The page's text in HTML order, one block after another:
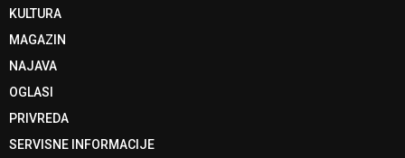
KULTURA
MAGAZIN
NAJAVA
OGLASI
PRIVREDA
SERVISNE INFORMACIJE